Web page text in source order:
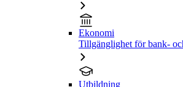
Ekonomi
Tillgänglighet för bank-
Utbildning